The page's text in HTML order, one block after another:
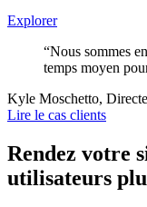
Explorer
“Nous sommes
temps moyen
Kyle Moschetto,
Lire le cas clients
Rendez votre
utilisateurs